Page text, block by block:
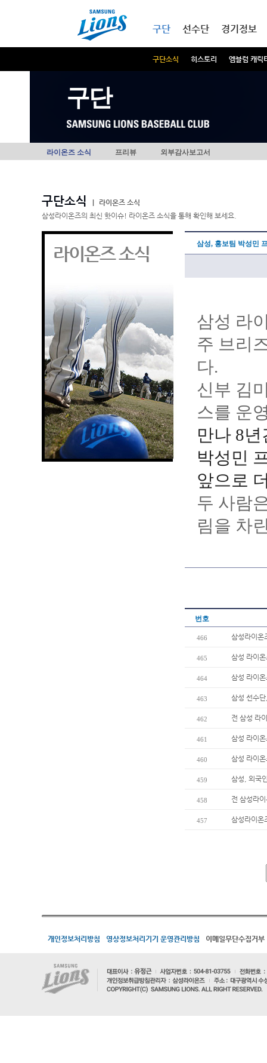
구단
구단소식 히스토리 엠블럼 캐릭
선수단 경기정보
구단
라이온즈 소식 프리뷰 외부감사보고서
구단소식
라이온즈 소식
삼성라이온즈의 최신 핫이슈! 라이온즈 소식을 통해 확인해 보세요.
라이온즈 소식 삼성, 홍보팀 박성민
삼성 라
주 브리
다.
신부 김
스를 운
만나 8
박성민
앞으로
두 사람
림을 차
번호
466 삼성라이온
465 삼성 라이
464 삼성 라이
463 삼성 선수
462 전 삼성 라
461 삼성 라이
460 삼성 라이
459 삼성, 외국
458 전 삼성라
457 삼성라이온
개인정보처리방침 영상정보처리기기 운영관리방침 이메일무단수집거부